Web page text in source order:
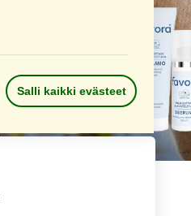
Salli kaikki evästeet